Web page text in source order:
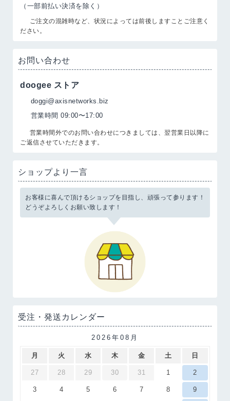
（一部前払い決済を除く）
ご注文の混雑時など、状況によっては前後しますことご注意く
ださい。
お問い合わせ
doogee ストア
doggi@axisnetworks.biz
営業時間 09:00〜17:00
営業時間外でのお問い合わせにつきましては、翌営業日以降に
ご返信させていただきます。
ショップより一言
お客様に喜んで頂けるショップを目指し、頑張って参ります！
どうぞよろしくお願い致します！
受注・発送カレンダー
2026年08月
月 火 水 木 金 土 日
27 28 29 30 31 1 2
3 4 5 6 7 8 9